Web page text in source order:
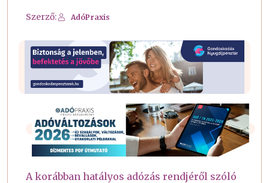
Szerző: AdóPraxis
A korábban hatályos adózás rendjéről szóló